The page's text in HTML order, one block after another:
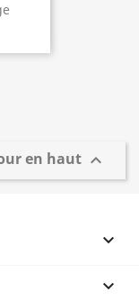
en haut 

